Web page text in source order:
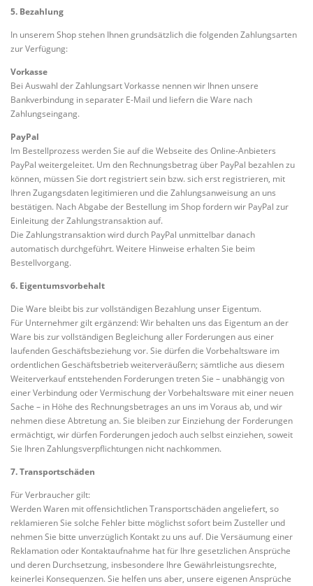
5. Bezahlung
In unserem Shop stehen Ihnen grundsätzlich die folgenden Zahlungsarten
zur Verfügung:
Vorkasse
Bei Auswahl der Zahlungsart Vorkasse nennen wir Ihnen unsere
Bankverbindung in separater E-Mail und liefern die Ware nach
Zahlungseingang.
PayPal
Im Bestellprozess werden Sie auf die Webseite des Online-Anbieters
PayPal weitergeleitet. Um den Rechnungsbetrag über PayPal bezahlen zu
können, müssen Sie dort registriert sein bzw. sich erst registrieren, mit
Ihren Zugangsdaten legitimieren und die Zahlungsanweisung an uns
bestätigen. Nach Abgabe der Bestellung im Shop fordern wir PayPal zur
Einleitung der Zahlungstransaktion auf.
Die Zahlungstransaktion wird durch PayPal unmittelbar danach
automatisch durchgeführt. Weitere Hinweise erhalten Sie beim
Bestellvorgang.
6. Eigentumsvorbehalt
Die Ware bleibt bis zur vollständigen Bezahlung unser Eigentum.
Für Unternehmer gilt ergänzend: Wir behalten uns das Eigentum an der
Ware bis zur vollständigen Begleichung aller Forderungen aus einer
laufenden Geschäftsbeziehung vor. Sie dürfen die Vorbehaltsware im
ordentlichen Geschäftsbetrieb weiterveräußern; sämtliche aus diesem
Weiterverkauf entstehenden Forderungen treten Sie – unabhängig von
einer Verbindung oder Vermischung der Vorbehaltsware mit einer neuen
Sache – in Höhe des Rechnungsbetrages an uns im Voraus ab, und wir
nehmen diese Abtretung an. Sie bleiben zur Einziehung der Forderungen
ermächtigt, wir dürfen Forderungen jedoch auch selbst einziehen, soweit
Sie Ihren Zahlungsverpflichtungen nicht nachkommen.
7. Transportschäden
Für Verbraucher gilt:
Werden Waren mit offensichtlichen Transportschäden angeliefert, so
reklamieren Sie solche Fehler bitte möglichst sofort beim Zusteller und
nehmen Sie bitte unverzüglich Kontakt zu uns auf. Die Versäumung einer
Reklamation oder Kontaktaufnahme hat für Ihre gesetzlichen Ansprüche
und deren Durchsetzung, insbesondere Ihre Gewährleistungsrechte,
keinerlei Konsequenzen. Sie helfen uns aber, unsere eigenen Ansprüche